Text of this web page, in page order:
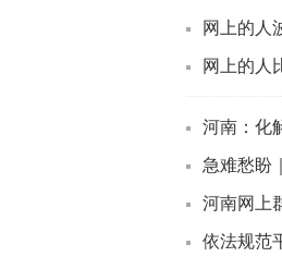
网上的人
网上的人
河南：化
急难愁盼
河南网上
依法规范